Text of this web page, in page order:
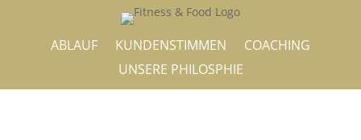
ABLAUF KUNDENSTIMMEN
COACHING
UNSERE PHILOSPHIE